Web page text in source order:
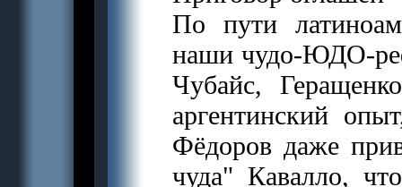
По пути
наши чудо-ЮДО-
Чубайс,
аргентинский
Фёдоров даже
чуда" Кавалло,